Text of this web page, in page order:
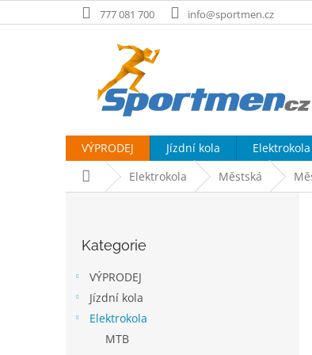
na
777 081 700 info@sportmen.cz
VÝPRODEJ Jízdní kola Elektrokola
Domů Elektrokola Městská
kategorie
Kategorie
VÝPRODEJ
Jízdní kola
Elektrokola
MTB